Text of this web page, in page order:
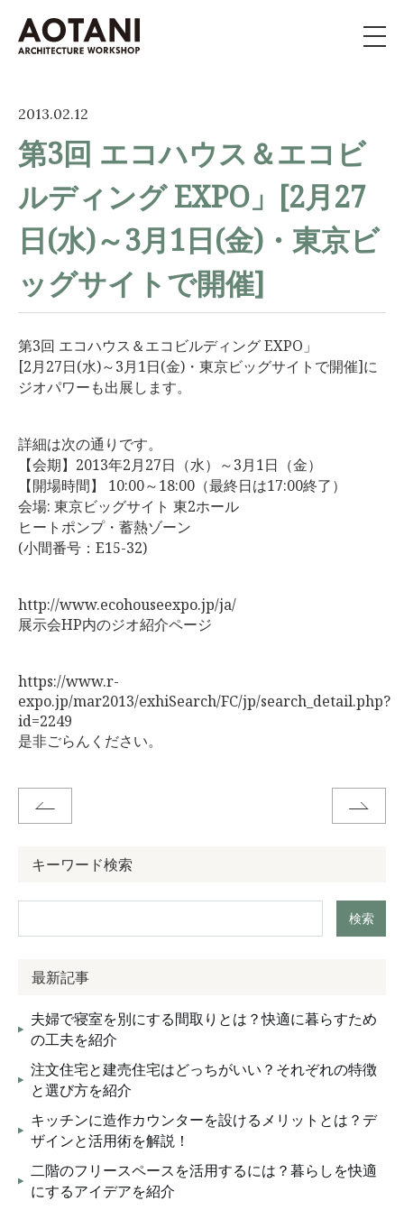
新築・移住・別荘・リノベを
お考えの方へ
施工事例
イベント
ライブラリー
お客様の声
ブログ
会社案内
お問い合わせ
2013.02.12
第3回 エコハウス＆エコビ
ルディング EXPO」[2月27
日(水)～3月1日(金)・東京ビ
ッグサイトで開催]
第3回 エコハウス＆エコビルディング EXPO」
[2月27日(水)～3月1日(金)・東京ビッグサイトで開催]に
ジオパワーも出展します。
詳細は次の通りです。
【会期】2013年2月27日（水）～3月1日（金）
【開場時間】 10:00～18:00（最終日は17:00終了）
会場: 東京ビッグサイト 東2ホール
ヒートポンプ・蓄熱ゾーン
(小間番号：E15-32)
http://www.ecohouseexpo.jp/ja/
展示会HP内のジオ紹介ページ
https://www.r-
expo.jp/mar2013/exhiSearch/FC/jp/search_detail.php?
id=2249
是非ごらんください。
キーワード検索
検索
最新記事
夫婦で寝室を別にする間取りとは？快適に暮らすため
の工夫を紹介
注文住宅と建売住宅はどっちがいい？それぞれの特徴
と選び方を紹介
キッチンに造作カウンターを設けるメリットとは？デ
ザインと活用術を解説！
二階のフリースペースを活用するには？暮らしを快適
にするアイデアを紹介